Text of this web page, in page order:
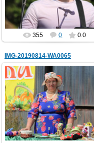
355 0 0.0
IMG-20190814-WA0065
14.08.2019
hololenkomariya